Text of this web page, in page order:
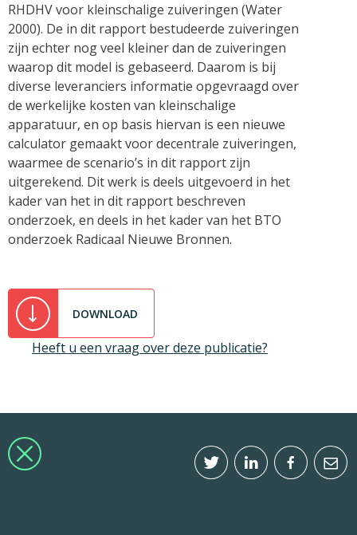
RHDHV voor kleinschalige zuiveringen (Water
2000). De in dit rapport bestudeerde zuiveringen
zijn echter nog veel kleiner dan de zuiveringen
waarop dit model is gebaseerd. Daarom is bij
diverse leveranciers informatie opgevraagd over
de werkelijke kosten van kleinschalige
apparatuur, en op basis hiervan is een nieuwe
calculator gemaakt voor decentrale zuiveringen,
waarmee de scenario’s in dit rapport zijn
uitgerekend. Dit werk is deels uitgevoerd in het
kader van het in dit rapport beschreven
onderzoek, en deels in het kader van het BTO
onderzoek Radicaal Nieuwe Bronnen.
DOWNLOAD
Heeft u een vraag over deze publicatie?